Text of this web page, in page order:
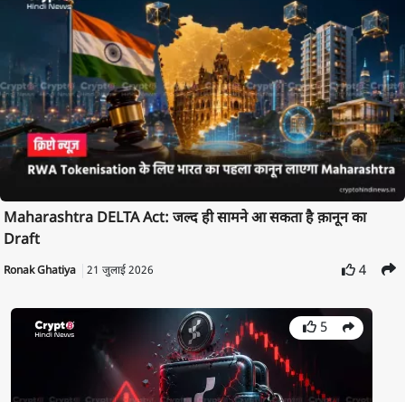
Maharashtra DELTA Act: जल्द ही सामने आ सकता है क़ानून का
Draft
Ronak Ghatiya 21 जुलाई 2026 4
5